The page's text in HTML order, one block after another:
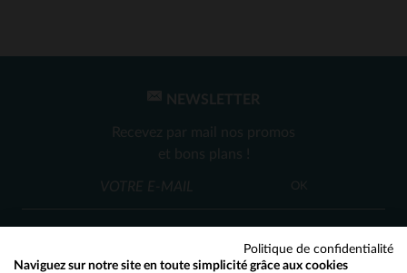
TAILLES DISPONIBLESNEWSLETTER
Recevez par mail nos promos
et bons plans !
OK
Politique de confidentialité
Naviguez sur notre site en toute simplicité grâce aux cookies